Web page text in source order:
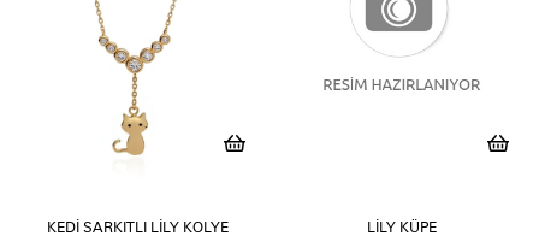
KEDI SARKITLI LILY KOLYE LILY KÜPE